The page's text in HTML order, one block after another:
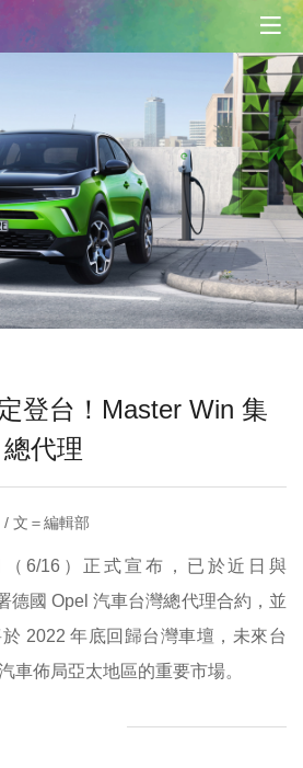
登台！Master Win 集
代理
/ 文＝編輯部
（6/16）正式宣布，已於近日與
德國 Opel 汽車台灣總代理合約，並
2022 年底回歸台灣車壇，未來台
車佈局亞太地區的重要市場。